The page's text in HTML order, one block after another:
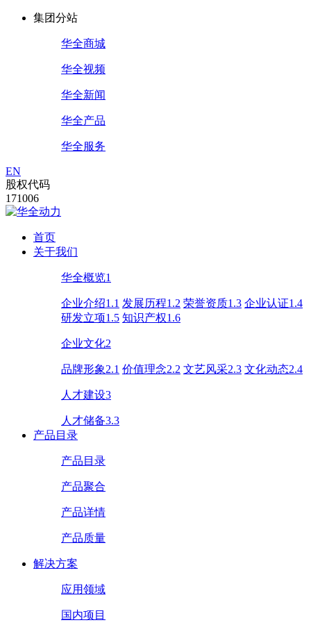
集团分站
华全商城
华全视频
华全新闻
华全产品
华全服务
EN
股权代码
171006
首页
关于我们
华全概览1
企业介绍1.1 发展历程1.2 荣誉资质1.3 企业认证1.4
研发立项1.5 知识产权1.6
企业文化2
品牌形象2.1 价值理念2.2 文艺风采2.3 文化动态2.4
人才建设3
人才储备3.3
产品目录
产品目录
产品聚合
产品详情
产品质量
解决方案
应用领域
国内项目